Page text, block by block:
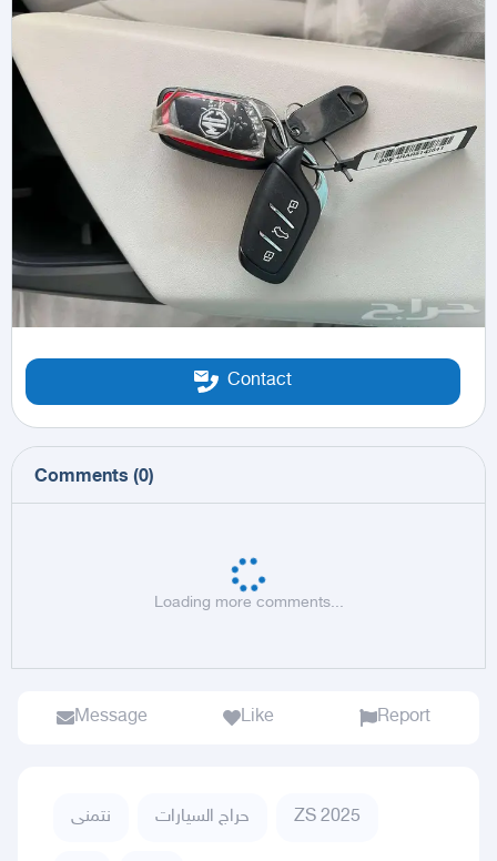
Contact
Comments (0)
Loading more comments...
Message Like Report
نتمنى حراج السيارات ZS 2025